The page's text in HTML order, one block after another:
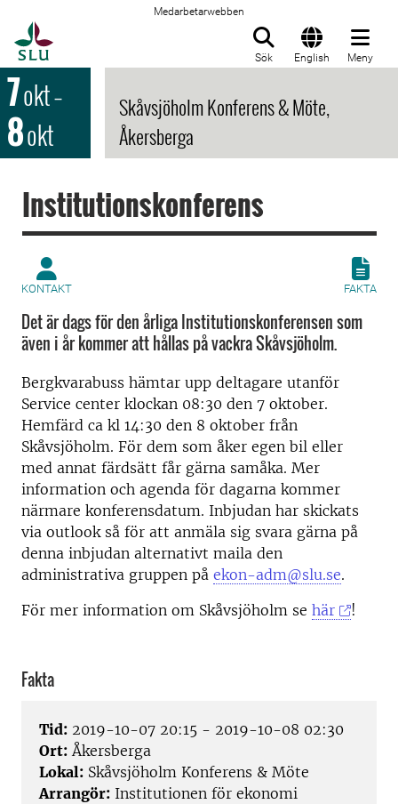
Medarbetarwebben
Sök English Meny
7okt–
8okt
Skåvsjöholm Konferens & Möte,
Åkersberga
Institutionskonferens
KONTAKT FAKTA
Det är dags för den årliga Institutionskonferensen som
även i år kommer att hållas på vackra Skåvsjöholm.
Bergkvarabuss hämtar upp deltagare utanför
Service center klockan 08:30 den 7 oktober.
Hemfärd ca kl 14:30 den 8 oktober från
Skåvsjöholm. För dem som åker egen bil eller
med annat färdsätt får gärna samåka. Mer
information och agenda för dagarna kommer
närmare konferensdatum. Inbjudan har skickats
via outlook så för att anmäla sig svara gärna på
denna inbjudan alternativt maila den
administrativa gruppen på ekon-adm@slu.se.
För mer information om Skåvsjöholm se här !
Fakta
Tid: 2019-10-07 20:15 - 2019-10-08 02:30
Ort: Åkersberga
Lokal: Skåvsjöholm Konferens & Möte
Arrangör: Institutionen för ekonomi